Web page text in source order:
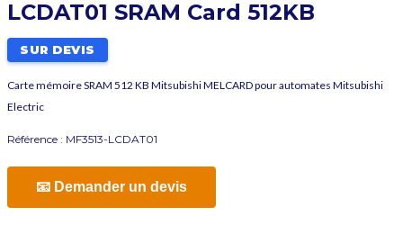
LCDAT01 SRAM Card 512KB
SUR DEVIS
Carte mémoire SRAM 512 KB Mitsubishi MELCARD pour automates Mitsubishi
Electric
Référence : MF3513-LCDAT01
📧 Demander un devis